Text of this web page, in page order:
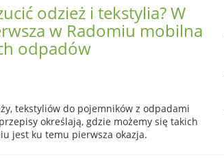
odzież i tekstylia? W
w Radomiu mobilna
odpadów
tekstyliów do pojemników z odpadami
określają, gdzie możemy się takich
jest ku temu pierwsza okazja.